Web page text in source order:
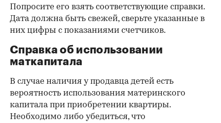
Попросите его взять соответствующие справки.
Дата должна быть свежей, сверьте указанные в
них цифры с показаниями счетчиков.
Справка об использовании
маткапитала
В случае наличия у продавца детей есть
вероятность использования материнского
капитала при приобретении квартиры.
Необходимо либо убедиться, что